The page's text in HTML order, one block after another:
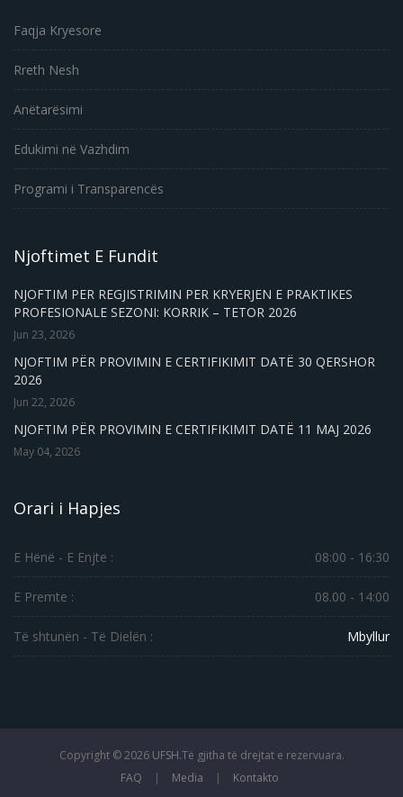
Faqja Kryesore
Rreth Nesh
Anëtarësimi
Edukimi në Vazhdim
Programi i Transparencës
Njoftimet E Fundit
NJOFTIM PER REGJISTRIMIN PER KRYERJEN E PRAKTIKES
PROFESIONALE SEZONI: KORRIK – TETOR 2026
Jun 23, 2026
NJOFTIM PËR PROVIMIN E CERTIFIKIMIT DATË 30 QERSHOR
2026
Jun 22, 2026
NJOFTIM PËR PROVIMIN E CERTIFIKIMIT DATË 11 MAJ 2026
May 04, 2026
Orari i Hapjes
E Hënë - E Enjte : 08:00 - 16:30
E Premte : 08.00 - 14:00
Të shtunën - Të Dielën : Mbyllur
Copyright ©2026 UFSH.Të gjitha të drejtat e rezervuara.
FAQ
| Media | Kontakto